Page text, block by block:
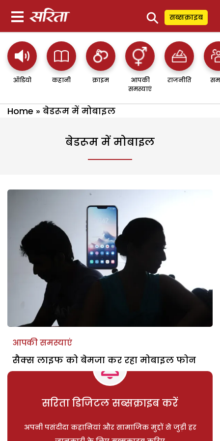
⚲ सब्सक्राइब
ऑडियो कहानी क्राइम
आपकी
समस्याएं
राजनीति
Home » बेडरूम में मोबाइल
बेडरूम में मोबाइल
आपकी समस्याएं
सैक्स लाइफ को बेमजा कर रहा मोबाइल फोन
सरिता डिजिटल सब्सक्राइब करें
अपनी पसंदीदा कहानियां और सामाजिक मुद्दों से जुड़ी हर